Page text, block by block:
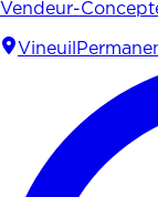
Vendeur-
Vineuil